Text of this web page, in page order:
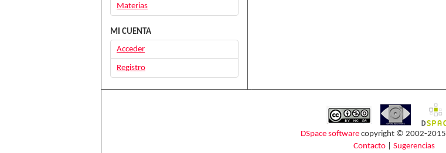
Materias
MI CUENTA
Acceder
Registro
DSpace software copyright © 2002-2015
Contacto| Sugerencias